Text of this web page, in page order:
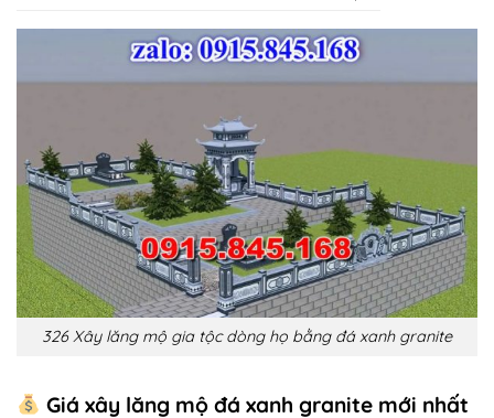
326 Xây lăng mộ gia tộc dòng họ bằng đá xanh granite
Giá xây lăng mộ đá xanh granite mới nhất